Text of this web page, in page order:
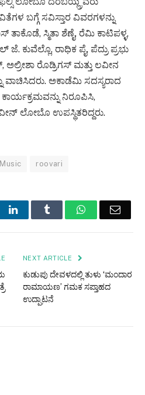
ಬಗ್ಗೆ ಸವಿಸ್ತಾರ ವಿವರಗಳನ್ನು
ಸ್ಮಿತಾ ಶೆಣೈ, ರೆಮಿ ಕಾಟಿಪಳ್ಳ,
ಜೆ. ಕುವೆಲ್ಲೊ, ರಾಧಿಕ ಪೈ, ಪೆದ್ರು ಪ್ರಭು
ರೊಡ್ರಿಗಸ್ ಮತ್ತು ಲವೀನ
ವಾಚಿಸಿದರು. ಅಕಾಡೆಮಿ ಸದಸ್ಯರಾದ
ಕಾರ್ಯಕ್ರಮವನ್ನು ನಿರೂಪಿಸಿ,
ಲೋಬೊ ಉಪಸ್ಥಿತರಿದ್ದರು.
Music roovari
LinkedInTumblr WhatsAppEmail
NEXT ARTICLE
ಕುಡುಪು ದೇವಳದಲ್ಲಿ ತುಳು ‘ಮಂದಾರ
ರಾಮಾಯಣ’ ಗಮಕ ಸಪ್ತಾಹದ
ಉದ್ಘಾಟನೆ